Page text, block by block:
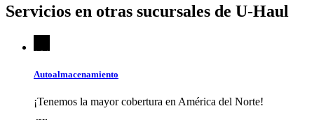
Servicios en otras sucursales de U-Haul
Autoalmacenamiento
¡Tenemos la mayor cobertura en América del Norte!